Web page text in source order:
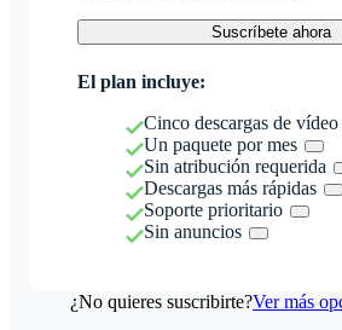
Suscríbete ahora
El plan incluye:
Cinco descargas de vídeo
Un paquete por mes
Sin atribución requerida
Descargas más rápidas
Soporte prioritario
Sin anuncios
¿No quieres suscribirte?Ver más